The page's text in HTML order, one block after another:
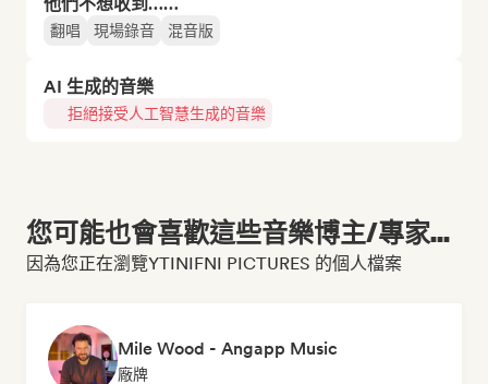
翻唱 現場錄音 混音版
AI 生成的音樂
拒絕接受人工智慧生成的音樂
您可能也會喜歡這些音樂博主/專家...
因為您正在瀏覽YTINIFNI PICTURES 的個人檔案
Mile Wood - Angapp Music
廠牌